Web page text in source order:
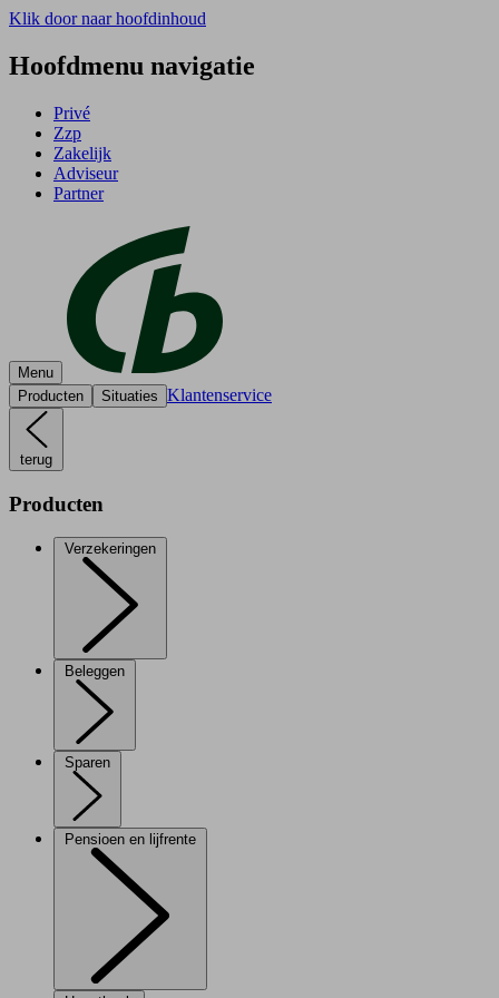
Klik door naar hoofdinhoud
Hoofdmenu navigatie
Privé
Zzp
Zakelijk
Adviseur
Partner
Menu
Producten
Situaties Klantenservice
terug
Producten
Verzekeringen
Beleggen
Sparen
Pensioen en lijfrente